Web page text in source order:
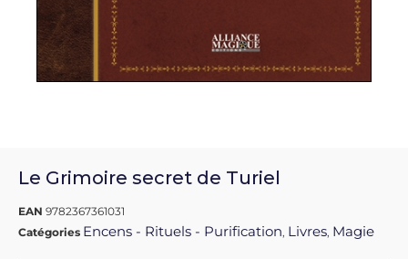
Le Grimoire secret de Turiel
EAN 9782367361031
Catégories Encens - Rituels - Purification, Livres, Magie